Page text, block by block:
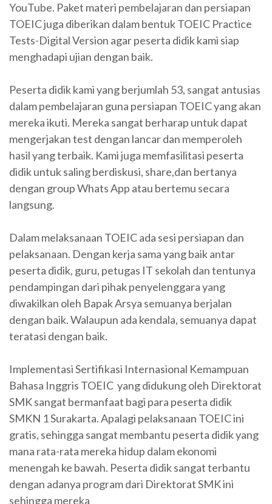
YouTube. Paket materi pembelajaran dan persiapan
TOEIC juga diberikan dalam bentuk TOEIC Practice
Tests-Digital Version agar peserta didik kami siap
menghadapi ujian dengan baik.
Peserta didik kami yang berjumlah 53, sangat antusias
dalam pembelajaran guna persiapan TOEIC yang akan
mereka ikuti. Mereka sangat berharap untuk dapat
mengerjakan test dengan lancar dan memperoleh
hasil yang terbaik. Kami juga memfasilitasi peserta
didik untuk saling berdiskusi, share,dan bertanya
dengan group Whats App atau bertemu secara
langsung.
Dalam melaksanaan TOEIC ada sesi persiapan dan
pelaksanaan. Dengan kerja sama yang baik antar
peserta didik, guru, petugas IT sekolah dan tentunya
pendampingan dari pihak penyelenggara yang
diwakilkan oleh Bapak Arsya semuanya berjalan
dengan baik. Walaupun ada kendala, semuanya dapat
teratasi dengan baik.
Implementasi Sertifikasi Internasional Kemampuan
Bahasa Inggris TOEIC yang didukung oleh Direktorat
SMK sangat bermanfaat bagi para peserta didik
SMKN 1 Surakarta. Apalagi pelaksanaan TOEIC ini
gratis, sehingga sangat membantu peserta didik yang
mana rata-rata mereka hidup dalam ekonomi
menengah ke bawah. Peserta didik sangat terbantu
dengan adanya program dari Direktorat SMK ini
sehingga mereka